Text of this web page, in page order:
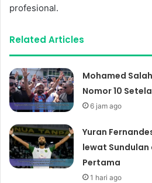
profesional.
Related Articles
Mohamed
Nomor 10
6 jam ago
Yuran
lewat Sundulan
Pertama
1 hari ago